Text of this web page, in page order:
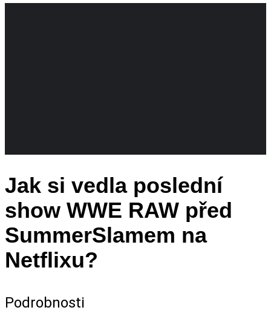
Jak si vedla poslední
show WWE RAW před
SummerSlamem na
Netflixu?
Podrobnosti